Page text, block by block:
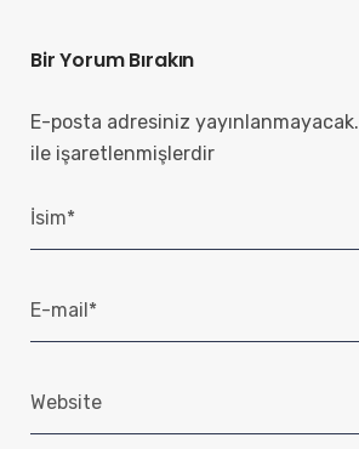
Bir Yorum Bırakın
E-posta adresiniz yayınlanmayacak.
ile işaretlenmişlerdir